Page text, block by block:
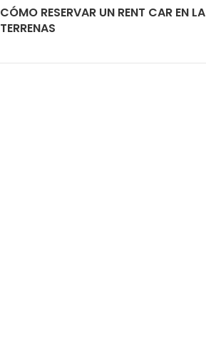
CÓMO RESERVAR UN RENT CAR EN LA
TERRENAS